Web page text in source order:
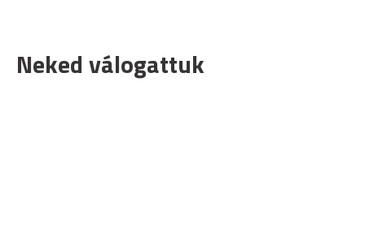
Neked válogattuk